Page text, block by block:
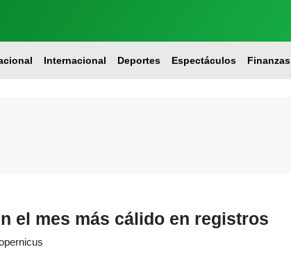
Internacional Deportes Espectáculos Finanzas
el mes más cálido en registros